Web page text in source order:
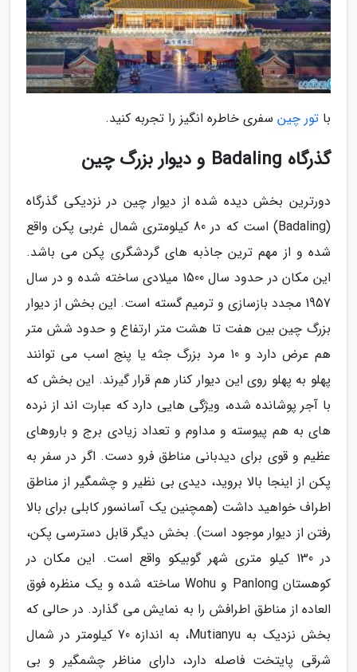
با تور چین سفری خاطره انگیز را تجربه کنید.
گذرگاه Badaling و دیوار بزرگ چین
دورترین بخش دیده شده از دیوار چین در نزدیکی گذرگاه
(Badaling) است که در 80 کیلومتری شمال غربی پکن واقع
شده و از مهم ترین جاذبه های گردشگری پکن می باشد.
این مکان در حدود سال 1500 میلادی ساخته شده و در سال
1957 مجدد بازسازی و ترمیم گسته است. این بخش از دیوار
بزرگ چین بین هفت تا هشت متر ارتفاع و حدود شش متر
هم عرض دارد و 10 مرد بزرگ جثه یا پنج اسب می توانند
پهلو به پهلو روی این دیوار کنار هم قرار گیرند. این بخش که
با آجر پوشانده شده، ویژگی هایی دارد که عبارت اند از نرده
های به هم پیوسته و مداوم و تعداد زیادی برج و باروهای
عظیم و قوی برای دیدبانی مناطق فرو دست. اگر در سفر به
پکن از اینجا بالا بروید، دیدی بی نظیر و چشمگیر از مناطق
اطراف خواهید داشت (همچنین یک آسانسور کابلی برای بالا
رفتن از دیوار موجود است). بخش دیگر قابل دسترسی پکن،
در 130 کیلو متری شهر گوبیکو واقع است. این مکان در
کوهستان Panlong و Wohu ساخته شده و یک منظره فوق
العاده از مناطق اطرافش را به نمایش می گذارد. در حالی که
بخش نزدیک به Mutianyu، به اندازه 70 کیلومتر در شمال
شرقی پایتخت فاصله دارد، دارای مناظر چشمگیر و بی